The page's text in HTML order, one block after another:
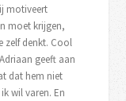
motiveert
moet krijgen,
zelf denkt. Cool
geeft aan
dat hem niet
wil varen. En